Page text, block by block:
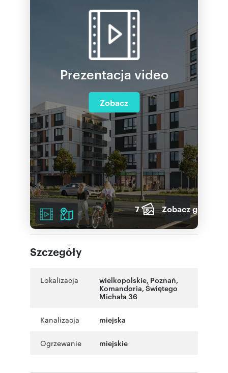
Prezentacja video
Zobacz
7 Zobacz galerię
Szczegóły
Lokalizacja wielkopolskie, Poznań,
Komandoria, Świętego
Michała 36
Kanalizacja miejska
Ogrzewanie miejskie